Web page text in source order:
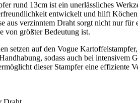
rund 13cm ist ein unerlässliches
entwickelt und hilft
aus verzinntem Draht sorgt nicht nur
von größter Bedeutung ist.
setzen auf den Vogue
sodass auch bei
dieser Stampfer eine effiziente